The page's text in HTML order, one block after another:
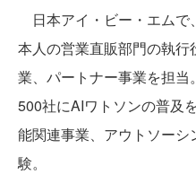
日本アイ・ビー・エムで
本人の営業直販部門の執
業、パートナー事業を担
500社にAIワトソンの普及
能関連事業、アウトソー
験。